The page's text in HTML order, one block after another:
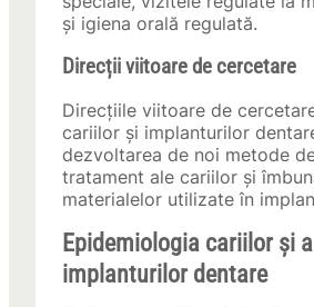
și igiena orală regulată.
Direcții viitoare de cercetare
Direcțiile viitoare de
cariilor și implanturilor
dezvoltarea de noi metode
tratament ale cariilor și
materialelor utilizate în
Epidemiologia cariilor și a
implanturilor dentare